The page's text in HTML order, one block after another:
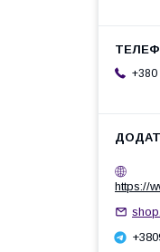
+380
https://